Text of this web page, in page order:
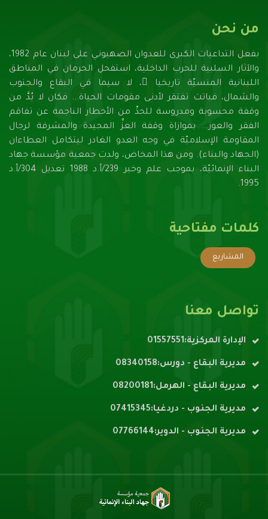
من نحن
بفعل التداعيات الكبرى للعدوان الصهيونـي على لبنان عام 1982،
والآثار السلبية للحرب الداخلية، استفحل الحرمان في المناطق
اللبنانية المنسيّة تاريخيا ً، لا سيما في البقاع والجنوب
والشمال، فباتت تفتقر لأدنـى مقومات الحياة... فكان لا بُدَّ من
وقفة محسوبة ومدروسة للحدِّ من الأخطار الناجمة عن تفاقم
الفقر والعوز... بموازاة وقفة العزِّ المجيدة والمشرفة لرجال
المقاومة الإسلاميّة في وجه العدو الغادر ليتكامل العطاءان
(الجهاد والبناء). ومن هذا المخاض، ولدت جمعية مؤسسة جهاد
البناء الإنمائيّة، بموجب علم وخبر 239/أ.د 1988 تعديل 304/أ.د
1995.
كلمات مفتاحية
المشاريع
تواصل معنا
الإدارة المركزية:01557551
مديرية البقاع - دورس:08340158
مديرية البقاع - الهرمل:08200181
مديرية الجنوب - دردغيا:07415345
مديرية الجنوب - الدوير:07766144